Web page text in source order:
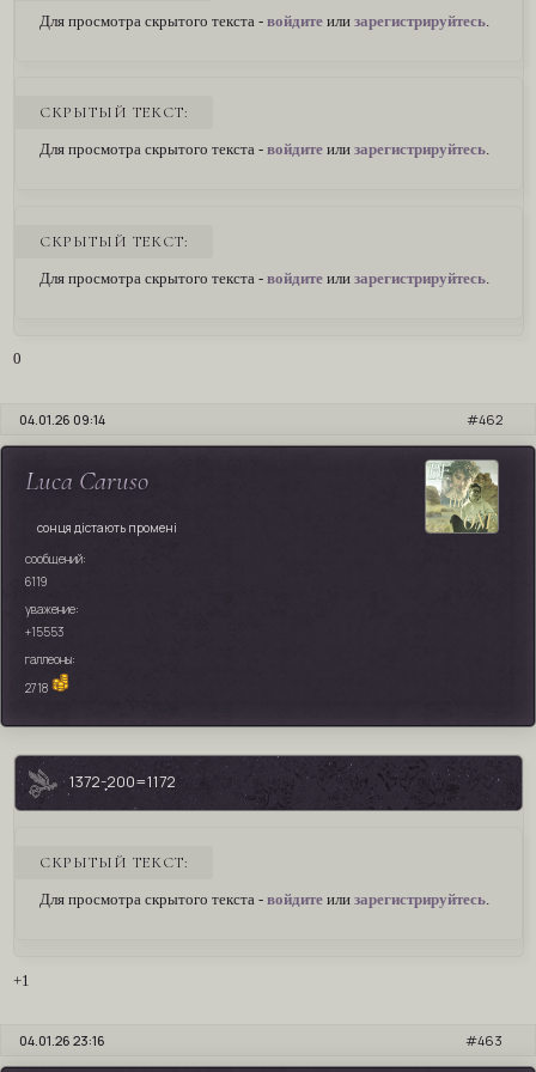
Для просмотра скрытого текста - войдите или зарегистрируйтесь.
СКРЫТЫЙ ТЕКСТ:
Для просмотра скрытого текста - войдите или зарегистрируйтесь.
СКРЫТЫЙ ТЕКСТ:
Для просмотра скрытого текста - войдите или зарегистрируйтесь.
0
462
04.01.26 09:14
Luca Caruso
сонця дістають промені
сообщений:
6119
уважение:
+15553
галлеоны:
2718
1372-200=1172
СКРЫТЫЙ ТЕКСТ:
Для просмотра скрытого текста - войдите или зарегистрируйтесь.
+1
463
04.01.26 23:16